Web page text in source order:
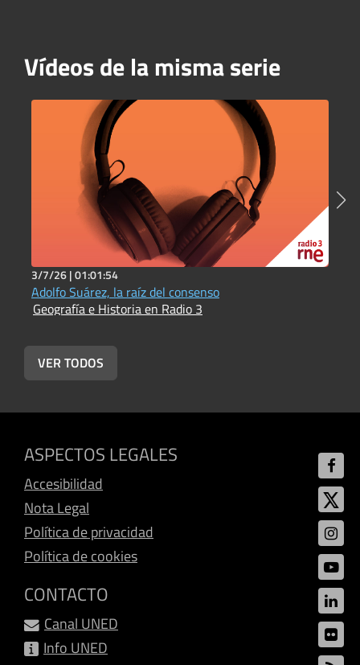
Vídeos de la misma serie
3/7/26 |01:01:54
Adolfo Suárez, la raíz del consenso
Geografía e Historia en Radio 3
VER TODOS
ASPECTOS LEGALES
Accesibilidad
Nota Legal
Política de privacidad
Política de cookies
CONTACTO
Canal UNED
Info UNED